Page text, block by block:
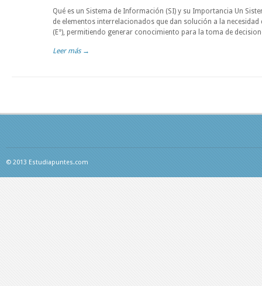
Qué es un Sistema de Información (SI) y su Importancia Un
de elementos interrelacionados que dan solución a la
(E°), permitiendo generar conocimiento para la toma de
Leer más →
© 2013 Estudiapuntes.com